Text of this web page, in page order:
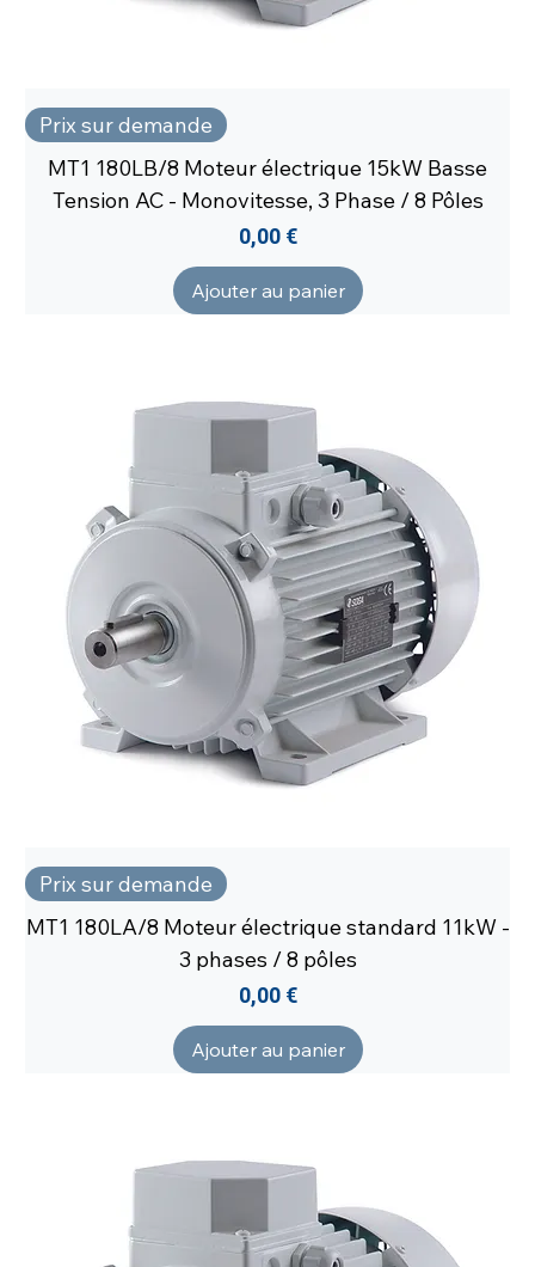
Prix sur demande
MT1 180LB/8 Moteur électrique 15kW Basse
Tension AC - Monovitesse, 3 Phase / 8 Pôles
Prix
0,00 €
Ajouter au panier
Prix sur demande
MT1 180LA/8 Moteur électrique standard 11kW -
3 phases / 8 pôles
Prix
0,00 €
Ajouter au panier